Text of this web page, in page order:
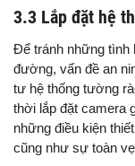
3.3 Lắp đặt hệ
Để tránh những tình
đường, vấn đề an
tư hệ thống tường
thời lắp đặt camera
những điều kiện
cũng như sự toàn